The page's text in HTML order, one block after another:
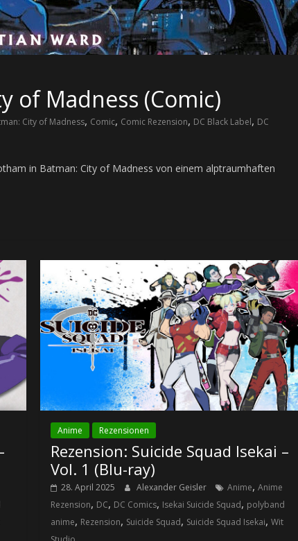
of Madness (Comic)
City of Madness, Comic, Comic Rezension, DC Black Label, DC
in Batman: City of Madness von einem alptraumhaften
Anime Rezensionen
Rezension: Suicide Squad Isekai –
Vol. 1 (Blu-ray)
28. April 2025 Alexander Geisler Anime,Anime
Rezension, DC, DC Comics, Isekai Suicide Squad, polyband
anime, Rezension, Suicide Squad, Suicide Squad Isekai,Wit